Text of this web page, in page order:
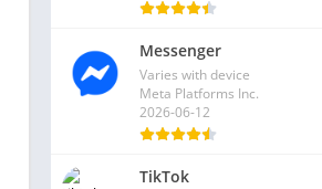
Messenger
Varies with device
Meta Platforms Inc.
2026-06-12
TikTok